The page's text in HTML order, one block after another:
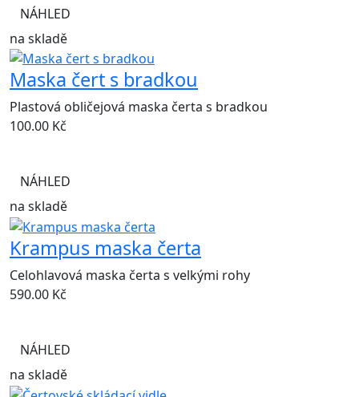
NÁHLED
na skladě
Maska čert s bradkou
Plastová obličejová maska čerta s bradkou
100.00 Kč
NÁHLED
na skladě
Krampus maska čerta
Celohlavová maska čerta s velkými rohy
590.00 Kč
NÁHLED
na skladě